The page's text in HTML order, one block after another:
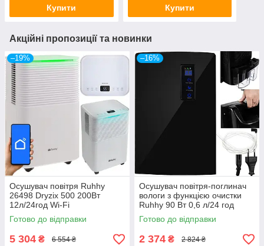
Купити Купити
Акційні пропозиції та новинки
–19%
Осушувач повітря Ruhhy
26498 Dryzix 500 200Вт
12л/24год Wi-Fi
Готово до відправки
5 304 ₴ 6 554 ₴
–16%
Осушувач повітря-поглинач
вологи з функцією очистки
Ruhhy 90 Вт 0,6 л/24 год
Готово до відправки
2 374 ₴ 2 824 ₴